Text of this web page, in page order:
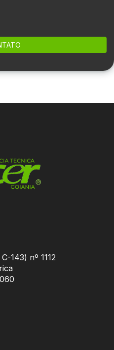
143) nº 1112